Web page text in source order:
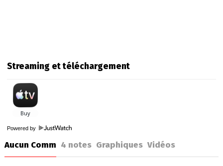
Streaming et téléchargement
Powered by
Aucun Comm 4 notes Graphiques Vidéos